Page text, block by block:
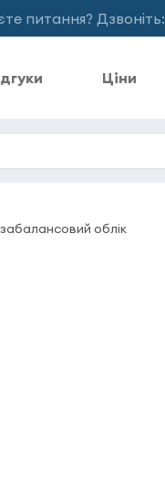
питання? Дзвоніть:
Ціни
облік